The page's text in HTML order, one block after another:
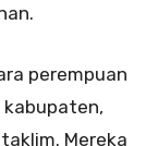
perempuan
Mereka